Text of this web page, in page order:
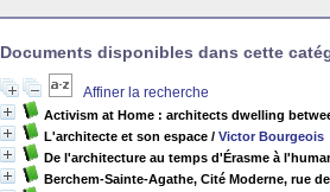
Documents disponibles dans cette
Affiner la recherche
Activism at Home : architects dwelling
L'architecte et son espace / Victor Bourgeois
De l'architecture au temps d'Érasme à
Berchem-Sainte-Agathe, Cité Moderne, rue